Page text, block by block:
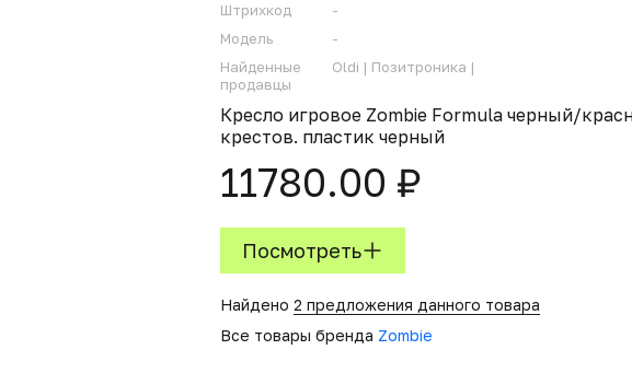
Штрихкод
-
Модель
-
Найденные
продавцы
Oldi | Позитроника |
Кресло игровое Zombie Formula черный/
крестов. пластик черный
11780.00 ₽
Посмотреть
Найдено 2 предложения данного товара
Все товары бренда Zombie